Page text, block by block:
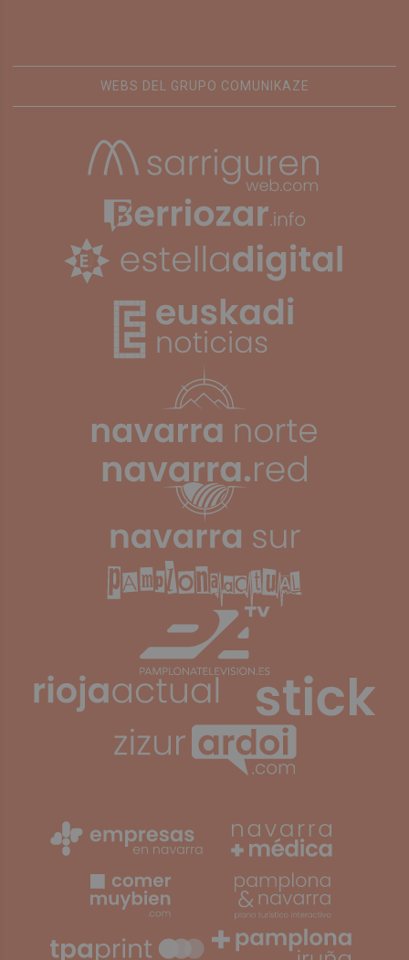
WEBS DEL GRUPO COMUNIKAZE